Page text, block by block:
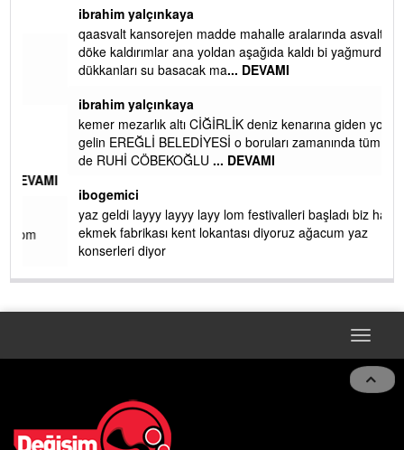
ibrahim yalçınkaya
qaasvalt kansorejen madde mahalle aralarında asvalt döke
döke kaldırımlar ana yoldan aşağıda kaldı bi yağmurda
ibrahim yalçınkaya
kemer mezarlık altı CİĞİRLİK deniz kenarına giden yola
gelin EREĞLİ BELEDİYESİ o boruları zamanında tüm ereğli
de RUHİ CÖBEKOĞLU
ibogemici
yaz geldi layyy layyy layy lom festivalleri başladı biz halk
ekmek fabrikası kent lokantası diyoruz ağacum yaz
konserleri diyor
Toggle